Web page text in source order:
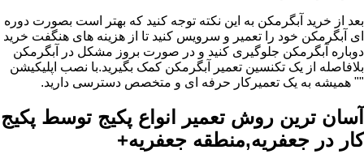
بعد از خرید آبگرمکن به این نکته توجه کنید که بهتر است بصورت دوره
ای آبگرمکن خود را تعمیر و سرویس کنید تا از هزینه های هنگفت خرید
دوباره آبگرمکن جلوگیری کنید و در صورت بروز مشکل در آبگرمکن
بلافاصله از یک تکنسین تعمیر آبگرمکن کمک بگیرید.با نصب اپلیکیشن
"" همیشه به یک تعمیرکار حرفه ای و متخصص دسترسی دارید.
آسان ترین روش تعمیر انواع پکیج توسط پکیج
کار در جعفریه,منطقه جعفریه+